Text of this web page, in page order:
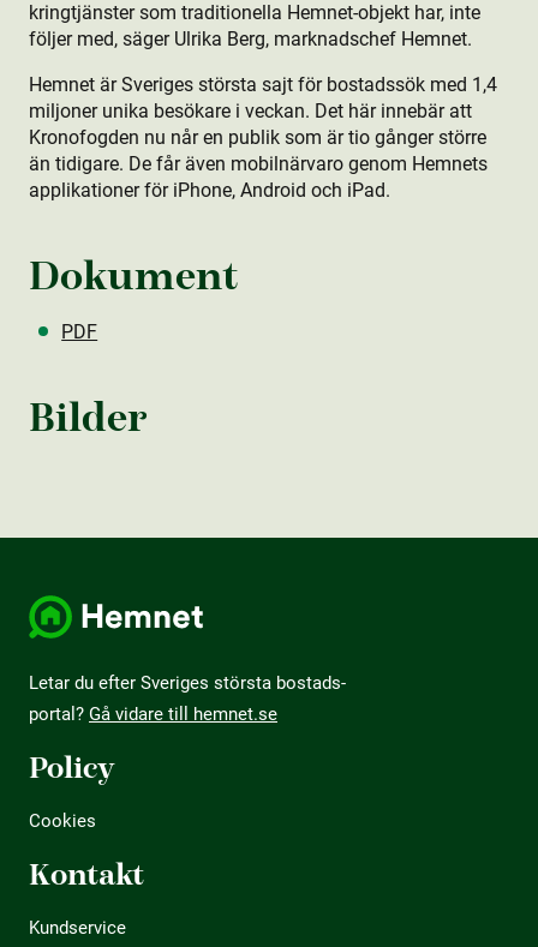
kringtjänster som traditionella Hemnet-objekt har, inte
följer med, säger Ulrika Berg, marknadschef Hemnet.
Hemnet är Sveriges största sajt för bostads­sök med 1,4
miljoner unika besökare i veckan. Det här innebär att
Kronofogden nu når en publik som är tio gånger större
än tidigare. De får även mobilnärvaro genom Hemnets
applikationer för iPhone, Android och iPad.
Dokument
PDF
Bilder
Letar du efter Sveriges största bostads­
portal? Gå vidare till hemnet.se
Policy
Cookies
Kontakt
Kundservice